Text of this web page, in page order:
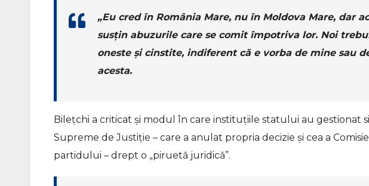
„Eu cred în România Mare, nu în Moldova Mare, dar
susțin abuzurile care se comit împotriva lor. Noi
oneste și cinstite, indiferent că e vorba de mine sau
acesta.
Bilețchi a criticat și modul în care instituțiile statului au gestionat
Supreme de Justiție – care a anulat propria decizie și cea a
partidului – drept o „piruetă juridică”.